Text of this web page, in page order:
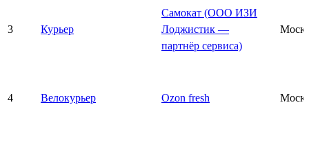
3 Курьер
Самокат (ООО ИЗИ
Лоджистик —
партнёр сервиса)
4 Велокурьер Ozon fresh